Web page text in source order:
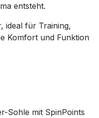
entsteht.
ideal für Training,
Komfort und Funktion
Sohle mit SpinPoints